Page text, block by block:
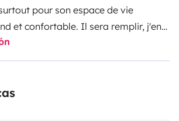
pour son espace de vie
et confortable. Il sera remplir, j'en
partie de votre liste de critères.
pour nous et en pensant à vous
votre tranquillité également. Alors